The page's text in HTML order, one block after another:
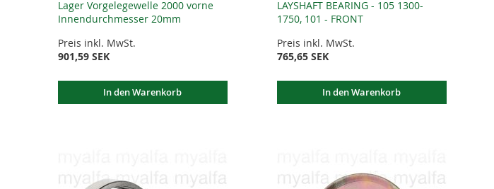
Lager Vorgelegewelle 2000 vorne
Innendurchmesser 20mm
Preis inkl. MwSt.
901,59 SEK
In den Warenkorb
LAYSHAFT BEARING - 105 1300-
1750, 101 - FRONT
Preis inkl. MwSt.
765,65 SEK
In den Warenkorb